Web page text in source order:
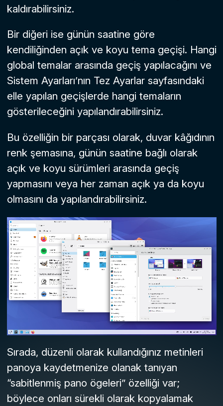
kaldırabilirsiniz.
Bir diğeri ise günün saatine göre
kendiliğinden açık ve koyu tema geçişi. Hangi
global temalar arasında geçiş yapılacağını ve
Sistem Ayarları’nın Tez Ayarlarsayfasındaki
elle yapılan geçişlerde hangi temaların
gösterileceğini yapılandırabilirsiniz.
Bu özelliğin bir parçası olarak, duvar kâğıdının
renk şemasına, günün saatine bağlı olarak
açık ve koyu sürümleri arasında geçiş
yapmasını veya her zaman açık ya da koyu
olmasını da yapılandırabilirsiniz.
Sırada, düzenli olarak kullandığınız metinleri
panoya kaydetmenize olanak tanıyan
“sabitlenmiş pano ögeleri” özelliği var;
böylece onları sürekli olarak kopyalamak